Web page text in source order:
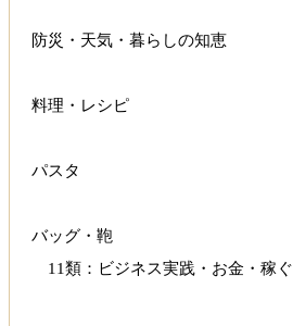
防災・天気・暮らしの知恵
料理・レシピ
パスタ
バッグ・鞄
11類：ビジネス実践・お金・稼ぐ